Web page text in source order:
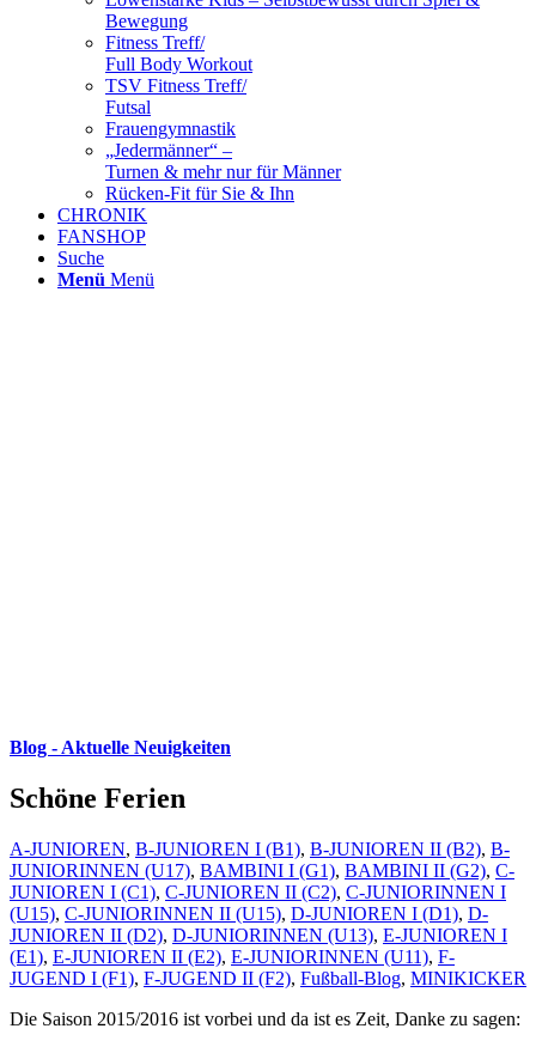
Bewegung
Fitness Treff/
Full Body Workout
TSV Fitness Treff/
Futsal
Frauengymnastik
„Jedermänner“ –
Turnen & mehr nur für Männer
Rücken-Fit für Sie & Ihn
CHRONIK
FANSHOP
Suche
Menü Menü
Blog - Aktuelle Neuigkeiten
Schöne Ferien
A-JUNIOREN, B-JUNIOREN I (B1), B-JUNIOREN II (B2), B-
JUNIORINNEN (U17), BAMBINI I (G1), BAMBINI II (G2), C-
JUNIOREN I (C1), C-JUNIOREN II (C2), C-JUNIORINNEN I
(U15), C-JUNIORINNEN II (U15), D-JUNIOREN I (D1), D-
JUNIOREN II (D2), D-JUNIORINNEN (U13), E-JUNIOREN I
(E1), E-JUNIOREN II (E2), E-JUNIORINNEN (U11), F-
JUGEND I (F1), F-JUGEND II (F2), Fußball-Blog, MINIKICKER
Die Saison 2015/2016 ist vorbei und da ist es Zeit, Danke zu sagen: